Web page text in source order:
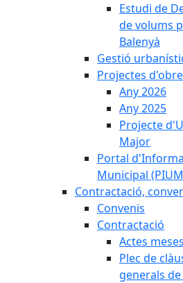
Estudi de
de volums
Balenyà
Gestió
Projectes
Any 2026
Any 2025
Projecte
Major
Portal
Municipal
Contractació,
Convenis
Contractació
Actes
Plec de
generals